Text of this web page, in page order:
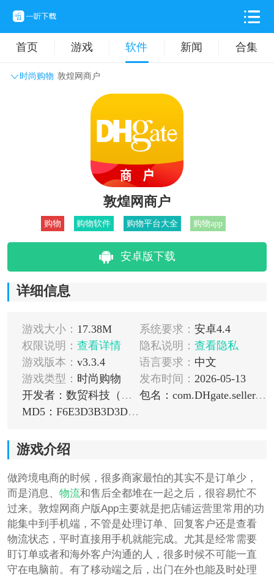
首页 游戏 软件 新闻 合集
时尚购物 敦煌网商户
主题壁纸 旅游出行
拍摄美化 时尚购物
敦煌网商户
购物 购物软件 购物平台大全 购物app
安卓版下载
详细信息
游戏大小： 17.38M 系统要求： 安卓4.4
权限说明： 查看详情 隐私说明： 查看隐私
游戏版本： v3.3.4 语言要求： 中文
游戏类型： 时尚购物 发布时间： 2026-05-13
开发者：数贸科技（北京）有限公司
包名：com.DHgate.seller.android
MD5：F6E3D3B3D3D8ADE6A7F5DA65F3943733
游戏介绍
做跨境电商的时候，很多商家最怕的其实不是订单少，
而是消息、 物流和售后全都堆在一起之后，很容易忙不
过来。敦煌网商户版App主要就是把店铺运营里常用的功
能集中到手机端，不管是处理订单、回复客户还是查看
物流状态，平时直接用手机就能完成。尤其是经常需要
盯订单或者和海外客户沟通的人，很多时候不可能一直
守在电脑前。有了移动端之后，出门在外也能及时处理